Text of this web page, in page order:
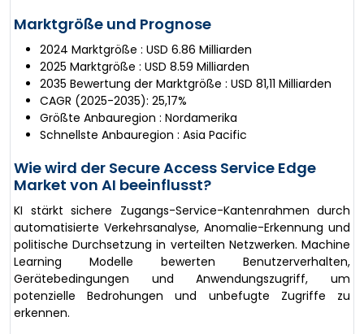
Marktgröße und Prognose
2024 Marktgröße : USD 6.86 Milliarden
2025 Marktgröße : USD 8.59 Milliarden
2035 Bewertung der Marktgröße : USD 81,11 Milliarden
CAGR (2025-2035): 25,17%
Größte Anbauregion : Nordamerika
Schnellste Anbauregion : Asia Pacific
Wie wird der Secure Access Service Edge
Market von AI beeinflusst?
KI stärkt sichere Zugangs-Service-Kantenrahmen durch
automatisierte Verkehrsanalyse, Anomalie-Erkennung und
politische Durchsetzung in verteilten Netzwerken. Machine
Learning Modelle bewerten Benutzerverhalten,
Gerätebedingungen und Anwendungszugriff, um
potenzielle Bedrohungen und unbefugte Zugriffe zu
erkennen.